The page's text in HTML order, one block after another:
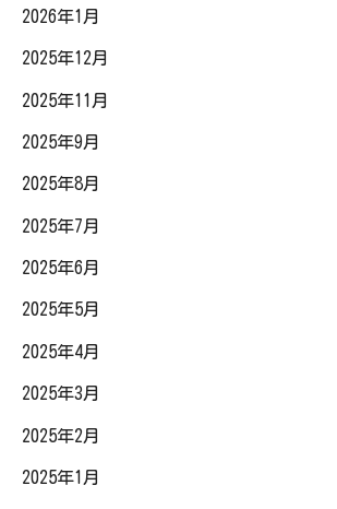
2026年1月
2025年12月
2025年11月
2025年9月
2025年8月
2025年7月
2025年6月
2025年5月
2025年4月
2025年3月
2025年2月
2025年1月